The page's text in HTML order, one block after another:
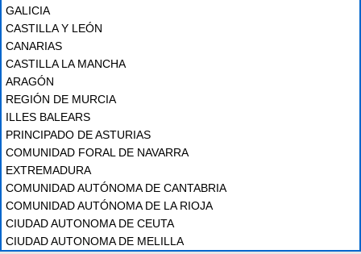
GALICIA
CASTILLA Y LEÓN
CANARIAS
CASTILLA LA MANCHA
ARAGÓN
REGIÓN DE MURCIA
ILLES BALEARS
PRINCIPADO DE ASTURIAS
COMUNIDAD FORAL DE NAVARRA
EXTREMADURA
COMUNIDAD AUTÓNOMA DE CANTABRIA
COMUNIDAD AUTÓNOMA DE LA RIOJA
CIUDAD AUTONOMA DE CEUTA
CIUDAD AUTONOMA DE MELILLA